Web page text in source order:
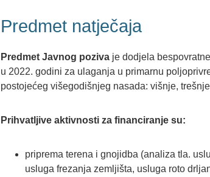
Predmet natječaja
Predmet Javnog poziva je dodjela
u 2022. godini za ulaganja u primarnu
postojećeg višegodišnjeg nasada: višnje,
Prihvatljive aktivnosti za financiranje su:
priprema terena i gnojidba (analiza tla.
usluga frezanja zemljišta, usluga roto